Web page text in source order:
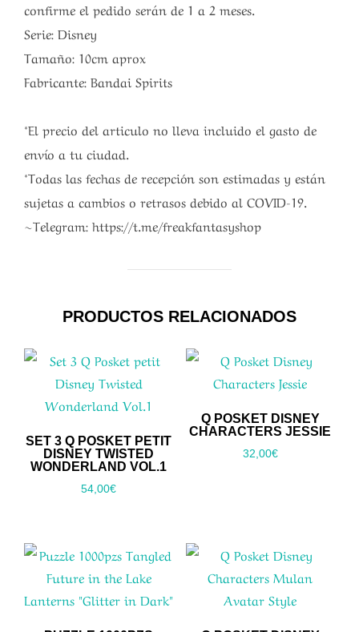
confirme el pedido serán de 1 a 2 meses.
Serie: Disney
Tamaño: 10cm aprox
Fabricante: Bandai Spirits
*El precio del articulo no lleva incluido el gasto de
envío a tu ciudad.
*Todas las fechas de recepción son estimadas y están
sujetas a cambios o retrasos debido al COVID-19.
~Telegram: https://t.me/freakfantasyshop
PRODUCTOS RELACIONADOS
SET 3 Q POSKET PETIT
DISNEY TWISTED
WONDERLAND VOL.1
54,00€
Q POSKET DISNEY
CHARACTERS JESSIE
32,00€